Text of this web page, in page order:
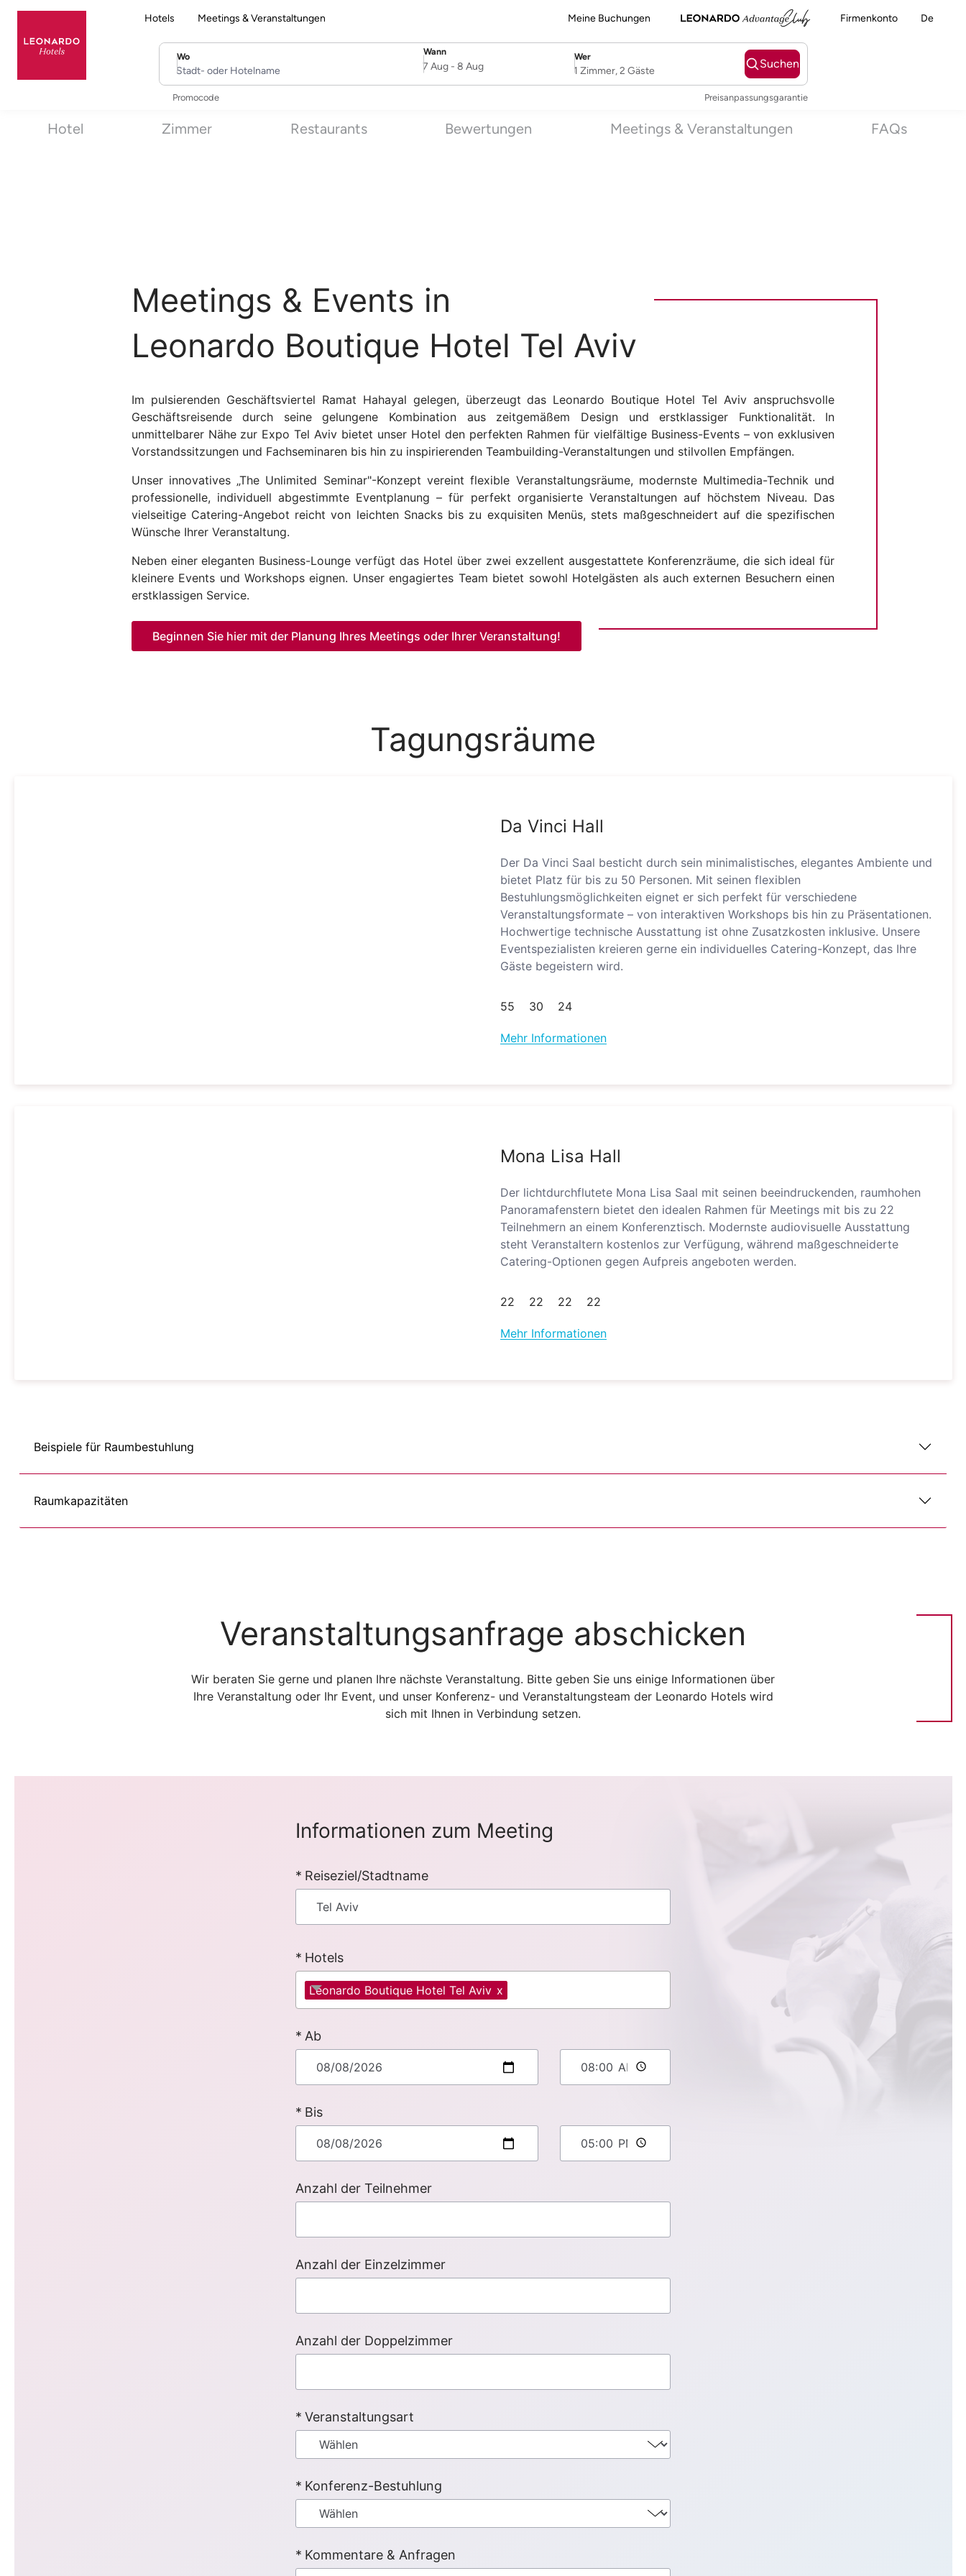
Hotels Meetings & Veranstaltungen Meine Buchungen Firmenkonto De
Wo
Stadt- oder Hotelname
Wann
SelectDate
7 Aug- 8 Aug
Wer
Username
1 Zimmer, 2 Gäste
Suchen
Promocode Preisanpassungsgarantie
Hotel Zimmer Restaurants Bewertungen Meetings & Veranstaltungen FAQs
Meetings & Events in
Leonardo Boutique Hotel Tel Aviv
Im pulsierenden Geschäftsviertel Ramat Hahayal gelegen, überzeugt das Leonardo Boutique Hotel Tel Aviv anspruchsvolle
Geschäftsreisende durch seine gelungene Kombination aus zeitgemäßem Design und erstklassiger Funktionalität. In
unmittelbarer Nähe zur Expo Tel Aviv bietet unser Hotel den perfekten Rahmen für vielfältige Business-Events – von exklusiven
Vorstandssitzungen und Fachseminaren bis hin zu inspirierenden Teambuilding-Veranstaltungen und stilvollen Empfängen.
Unser innovatives „The Unlimited Seminar"-Konzept vereint flexible Veranstaltungsräume, modernste Multimedia-Technik und
professionelle, individuell abgestimmte Eventplanung – für perfekt organisierte Veranstaltungen auf höchstem Niveau. Das
vielseitige Catering-Angebot reicht von leichten Snacks bis zu exquisiten Menüs, stets maßgeschneidert auf die spezifischen
Wünsche Ihrer Veranstaltung.
Neben einer eleganten Business-Lounge verfügt das Hotel über zwei exzellent ausgestattete Konferenzräume, die sich ideal für
kleinere Events und Workshops eignen. Unser engagiertes Team bietet sowohl Hotelgästen als auch externen Besuchern einen
erstklassigen Service.
Beginnen Sie hier mit der Planung Ihres Meetings oder Ihrer Veranstaltung!
Tagungsräume
Da Vinci Hall
Der Da Vinci Saal besticht durch sein minimalistisches, elegantes Ambiente und
bietet Platz für bis zu 50 Personen. Mit seinen flexiblen
Bestuhlungsmöglichkeiten eignet er sich perfekt für verschiedene
Veranstaltungsformate – von interaktiven Workshops bis hin zu Präsentationen.
Hochwertige technische Ausstattung ist ohne Zusatzkosten inklusive. Unsere
Eventspezialisten kreieren gerne ein individuelles Catering-Konzept, das Ihre
Gäste begeistern wird.
55 30 24
Mehr Informationen
Mona Lisa Hall
Der lichtdurchflutete Mona Lisa Saal mit seinen beeindruckenden, raumhohen
Panoramafenstern bietet den idealen Rahmen für Meetings mit bis zu 22
Teilnehmern an einem Konferenztisch. Modernste audiovisuelle Ausstattung
steht Veranstaltern kostenlos zur Verfügung, während maßgeschneiderte
Catering-Optionen gegen Aufpreis angeboten werden.
22 22 22 22
Mehr Informationen
Beispiele für Raumbestuhlung
Raumkapazitäten
Veranstaltungsanfrage abschicken
Wir beraten Sie gerne und planen Ihre nächste Veranstaltung. Bitte geben Sie uns einige Informationen über
Ihre Veranstaltung oder Ihr Event, und unser Konferenz- und Veranstaltungsteam der Leonardo Hotels wird
sich mit Ihnen in Verbindung setzen.
Informationen zum Meeting
Reiseziel/Stadtname
Hotels
Leonardo Boutique Hotel Tel Aviv x
Ab
Bis
Anzahl der Teilnehmer
Anzahl der Einzelzimmer
Anzahl der Doppelzimmer
Veranstaltungsart
Konferenz-Bestuhlung
Kommentare & Anfragen